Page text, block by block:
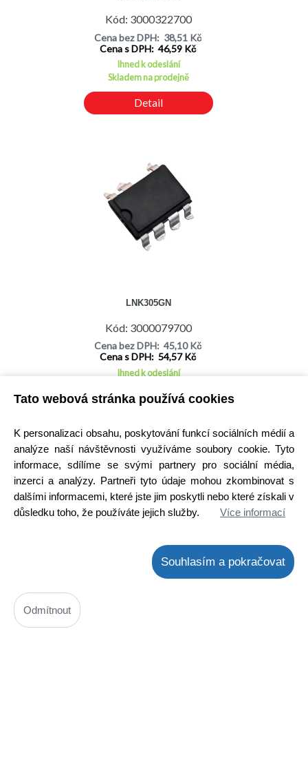
Tato webová stránka používá cookies
K personalizaci obsahu, poskytování funkcí sociálních médií a
analýze naší návštěvnosti využíváme soubory cookie. Tyto
informace, sdílíme se svými partnery pro sociální média,
inzerci a analýzy. Partneři tyto údaje mohou zkombinovat s
dalšími informacemi, které jste jim poskytli nebo které získali v
důsledku toho, že používáte jejich služby.
Více informací
Souhlasím a pokračovat
Odmítnout
Kód: 3000322700
Cena bez DPH: 38,51 Kč
Cena s DPH: 46,59 Kč
Ihned k odeslání
Skladem na prodejně
Detail
LNK305GN
Kód: 3000079700
Cena bez DPH: 45,10 Kč
Cena s DPH: 54,57 Kč
Ihned k odeslání